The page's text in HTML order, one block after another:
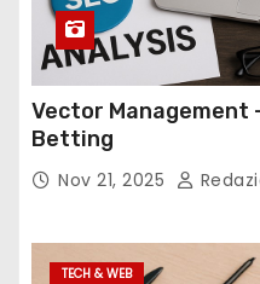
Vector Management
Betting
Nov 21, 2025
TECH & WEB